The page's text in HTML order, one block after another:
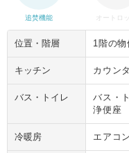
追焚機能 オートロ
位置・階層 1階の
キッチン カウン
バス・トイレ
バス・
浄便座
冷暖房 エアコン